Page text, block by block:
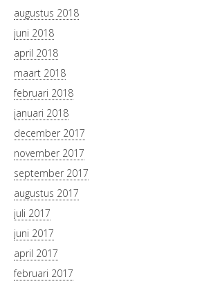
augustus 2018
juni 2018
april 2018
maart 2018
februari 2018
januari 2018
december 2017
november 2017
september 2017
augustus 2017
juli 2017
juni 2017
april 2017
februari 2017